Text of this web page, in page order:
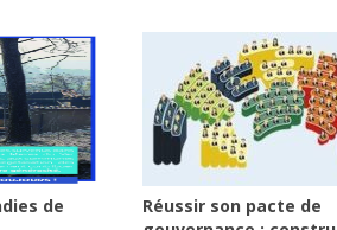
de
Réussir son pacte de